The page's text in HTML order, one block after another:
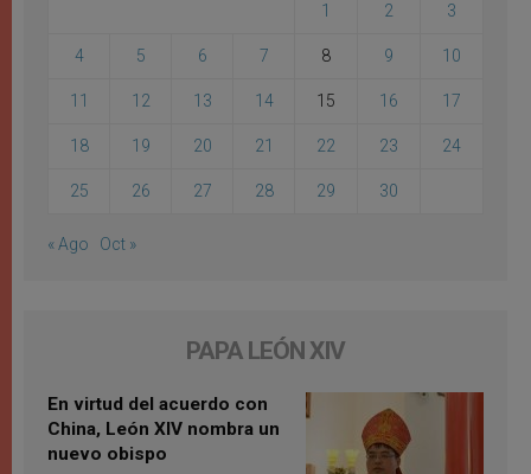
1 2 3
4 5 6 7 8 9 10
11 12 13 14 15 16 17
18 19 20 21 22 23 24
25 26 27 28 29 30
« Ago Oct »
PAPA LEÓN XIV
En virtud del acuerdo con
China, León XIV nombra un
nuevo obispo